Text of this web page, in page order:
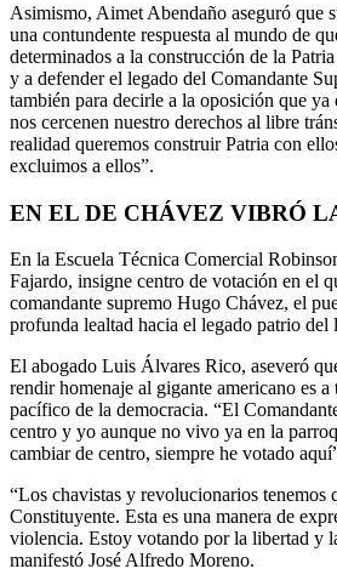
Asimismo, Aimet Abendaño aseguró que
una contundente respuesta al mundo de
determinados a la construcción de la
y a defender el legado del Comandante
también para decirle a la oposición que ya
nos cercenen nuestro derechos al libre
realidad queremos construir Patria con
excluimos a ellos”.
EN EL DE CHÁVEZ VIBRÓ
En la Escuela Técnica Comercial
Fajardo, insigne centro de votación en el
comandante supremo Hugo Chávez, el
profunda lealtad hacia el legado patrio
El abogado Luis Álvares Rico, aseveró
rendir homenaje al gigante americano es
pacífico de la democracia. “El
centro y yo aunque no vivo ya en la
cambiar de centro, siempre he votado
“Los chavistas y revolucionarios tenemos
Constituyente. Esta es una manera de
violencia. Estoy votando por la libertad y
manifestó José Alfredo Moreno.